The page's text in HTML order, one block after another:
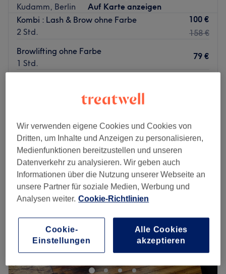
Kudamm, Berlin
Auf Karte anzeigen
Kombi : Lash & Brow ohne Farbe
2 Std.
100 €
158 €
Browlifting ohne Farbe
1 Std.
79 €
Schnellansicht Saloninfos
Montag 11:00–22:00
Dienstag
11:00–22:00
Mittwoch
09:00–22:00
Donnerstag
11:00–22:00
Freitag
09:00– 22:00
Samstag
11:00–
Sonntag
Where Bali’s tranquility meets Japan’s refined artistry.
Experience the perfect blend of Balinese and Japanese
treatments, and holistic spa rituals. Our skilled therapists
Wir verwenden eigene Cookies und Cookies von
Dritten, um Inhalte und Anzeigen zu personalisieren,
Medienfunktionen bereitzustellen und unseren
Datenverkehr zu analysieren. Wir geben auch
Informationen über die Nutzung unserer Webseite an
unsere Partner für soziale Medien, Werbung und
Analysen weiter. Cookie-Richtlinien
Cookie-
Einstellungen
Alle Cookies
akzeptieren